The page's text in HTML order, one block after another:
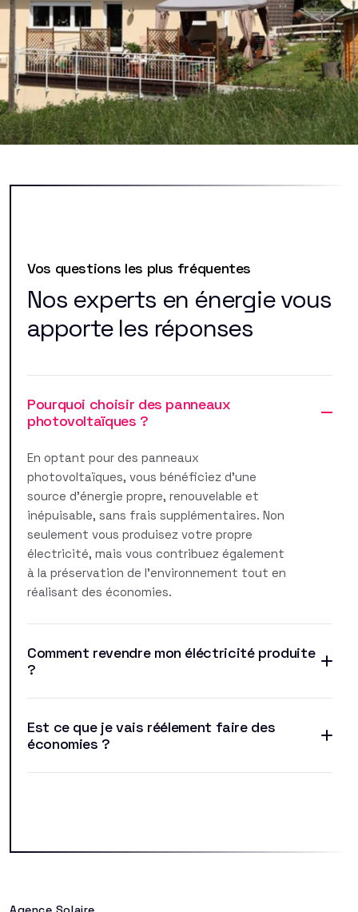
Vos questions les plus fréquentes
Nos experts en énergie vous
apporte les réponses
Pourquoi choisir des panneaux
photovoltaïques ?
En optant pour des panneaux
photovoltaïques, vous bénéficiez d'une
source d'énergie propre, renouvelable et
inépuisable, sans frais supplémentaires. Non
seulement vous produisez votre propre
électricité, mais vous contribuez également
à la préservation de l'environnement tout en
réalisant des économies.
Comment revendre mon éléctricité produite
?
Est ce que je vais réélement faire des
économies ?